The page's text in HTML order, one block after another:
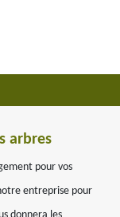
arbres
pour vos
entreprise pour